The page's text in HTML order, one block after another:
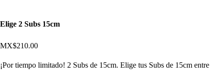
Elige 2 Subs 15cm
MX$210.00
¡Por tiempo limitado! 2 Subs de 15cm. Elige tus Subs de 15cm entre